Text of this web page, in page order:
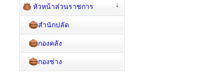
หัวหน้าส่วนราชการ
สำนักปลัด
กองคลัง
กองช่าง